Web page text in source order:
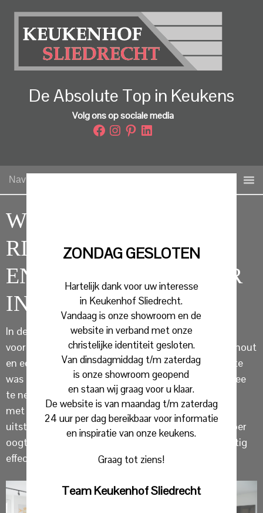
ZONDAG GESLOTEN
Hartelijk dank voor uw interesse
in Keukenhof Sliedrecht.
Vandaag is onze showroom en de
website in verband met onze
christelijke identiteit gesloten.
Van dinsdagmiddag t/m zaterdag
is onze showroom geopend
en staan wij graag voor u klaar.
De website is van maandag t/m zaterdag
24 uur per dag bereikbaar voor informatie
en inspiratie van onze keukens.
Graag tot ziens!
Team Keukenhof Sliedrecht
De Absolute Top in Keukens
Volg ons op sociale media
Facebook
Instagram
PinterestLinkedIn
Navigation
WOONKEUKEN MET
RIANT KOOKEILAND
EN NEFF APPARATUUR
IN GOUDRIAAN
In deze grote woonkeuken in Goudriaan is gekozen
voor een (soft) zwarte keuken geaccentueerd met hout
en een riant kookeiland. Door de omvangrijke ruimte
was het mogelijk om alle wensen in het ontwerp mee
te nemen. Het soft zwarte front gecombineerd
met het massieve hout geeft altijd een warme
uitstraling. Door het lichte werkblad en de lichte vloer
oogt het niet donker, maar geeft een stijlvol en rustig
effect.